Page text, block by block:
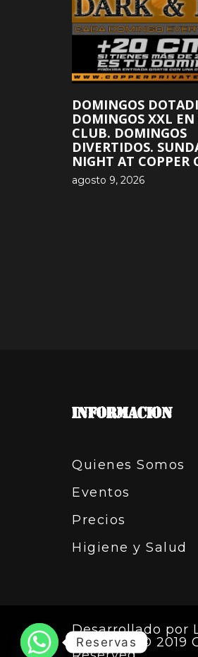
DOMINGOS
DOMINGOS XXL EN
CLUB. DOMINGOS
DIVERTIDOS.
NIGHT AT COPPER
agosto 9, 2026
INFORMACION
Quienes Somos
Eventos
Precios
Higiene y Salud
Desarrollado por
Copyright© 2019
Reservas